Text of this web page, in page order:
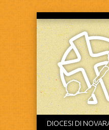
DIOCESI DI